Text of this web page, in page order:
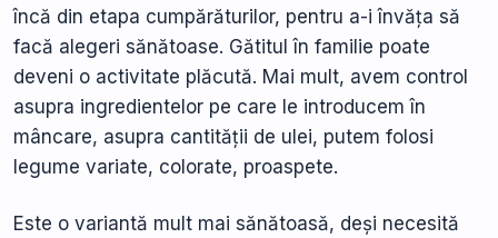
încă din etapa cumpărăturilor, pentru a-i învăța să
facă alegeri sănătoase. Gătitul în familie poate
deveni o activitate plăcută. Mai mult, avem control
asupra ingredientelor pe care le introducem în
mâncare, asupra cantității de ulei, putem folosi
legume variate, colorate, proaspete.
Este o variantă mult mai sănătoasă, deși necesită